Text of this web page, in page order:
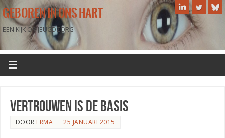
GEBOREN IN ONS HART
EEN KIJK OP JEUGDZORG
vertrouwen is de basis
DOOR ERMA 25 JANUARI 2015